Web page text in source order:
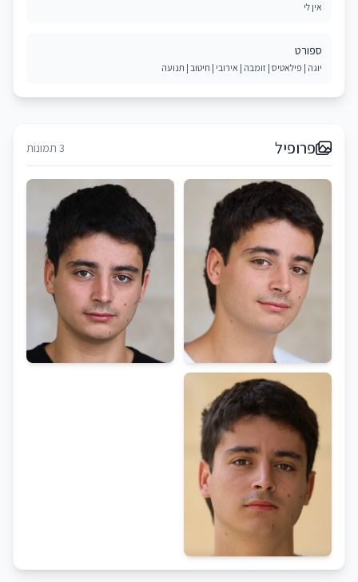
אין לי
ספורט
יוגה | פילאטיס | זומבה | אירובי | חיטוב | תנועה
פרופיל 3 תמונות